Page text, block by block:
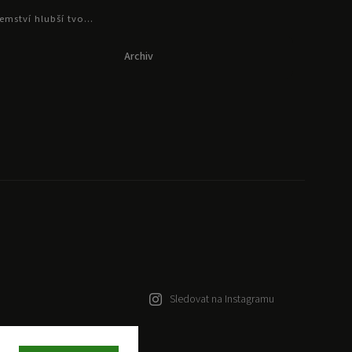
hlubší tvo...
Archiv
Sledovat na Instagramu